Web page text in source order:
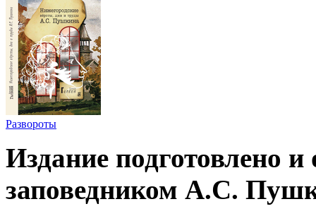
Развороты
Издание подготовлено
заповедником А.С.